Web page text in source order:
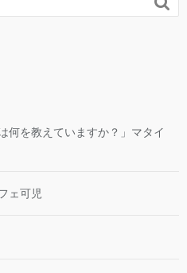
何を教えていますか？」マタイ
ェ可児